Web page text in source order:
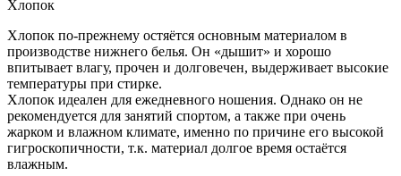
Хлопок
Хлопок по-прежнему остяётся основным материалом в
производстве нижнего белья. Он «дышит» и хорошо
впитывает влагу, прочен и долговечен, выдерживает высокие
температуры при стирке.
Хлопок идеален для ежедневного ношения. Однако он не
рекомендуется для занятий спортом, а также при очень
жарком и влажном климате, именно по причине его высокой
гигроскопичности, т.к. материал долгое время остаётся
влажным.